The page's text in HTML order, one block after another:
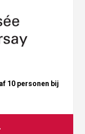
10 personen bij